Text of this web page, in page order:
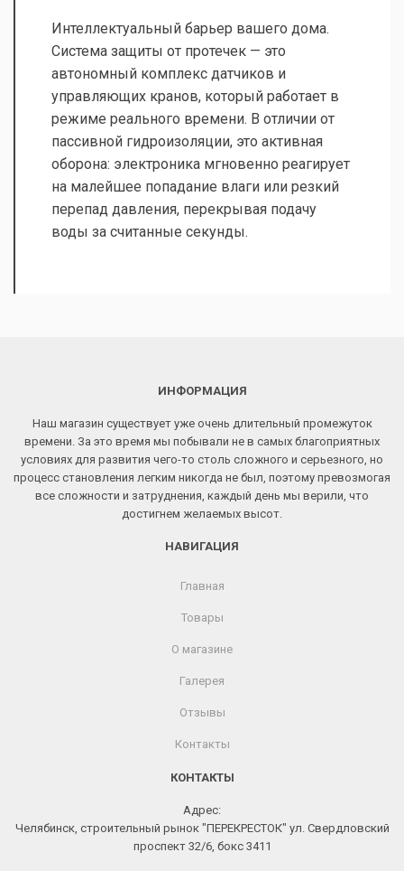
Интеллектуальный барьер вашего дома.
Система защиты от протечек — это
автономный комплекс датчиков и
управляющих кранов, который работает в
режиме реального времени. В отличии от
пассивной гидроизоляции, это активная
оборона: электроника мгновенно реагирует
на малейшее попадание влаги или резкий
перепад давления, перекрывая подачу
воды за считанные секунды.
ИНФОРМАЦИЯ
Наш магазин существует уже очень длительный промежуток
времени. За это время мы побывали не в самых благоприятных
условиях для развития чего-то столь сложного и серьезного, но
процесс становления легким никогда не был, поэтому превозмогая
все сложности и затруднения, каждый день мы верили, что
достигнем желаемых высот.
НАВИГАЦИЯ
Главная
Товары
О магазине
Галерея
Отзывы
Контакты
КОНТАКТЫ
Адрес:
Челябинск, строительный рынок "ПЕРЕКРЕСТОК" ул. Свердловский
проспект 32/6, бокс 3411